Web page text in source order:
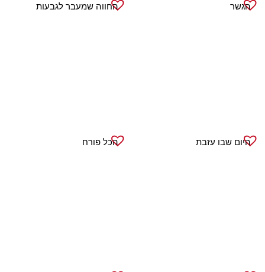
הגשר החווה שמעבר לגבעות
היום שבו עזבת הכל פורח